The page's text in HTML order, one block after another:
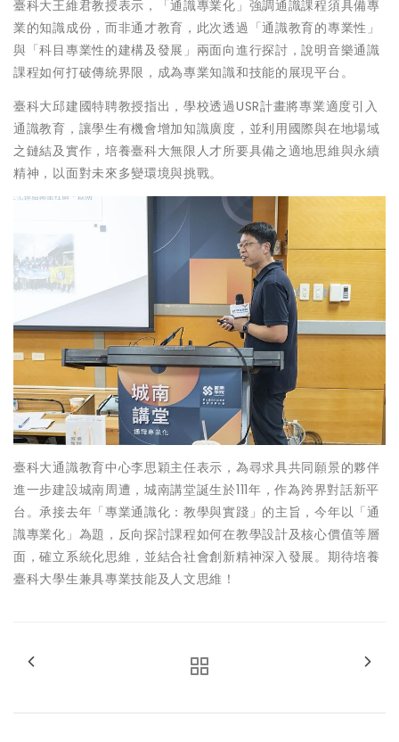
臺科大王維君教授表示，「通識專業化」強調通識課程須具備專
業的知識成份，而非通才教育，此次透過「通識教育的專業性」
與「科目專業性的建構及發展」兩面向進行探討，說明音樂通識
課程如何打破傳統界限，成為專業知識和技能的展現平台。
臺科大邱建國特聘教授指出，學校透過USR計畫將專業適度引入
通識教育，讓學生有機會增加知識廣度，並利用國際與在地場域
之鏈結及實作，培養臺科大無限人才所要具備之適地思維與永續
精神，以面對未來多變環境與挑戰。
臺科大通識教育中心李思穎主任表示，為尋求具共同願景的夥伴
進一步建設城南周遭，城南講堂誕生於111年，作為跨界對話新平
台。承接去年「專業通識化：教學與實踐」的主旨，今年以「通
識專業化」為題，反向探討課程如何在教學設計及核心價值等層
面，確立系統化思維，並結合社會創新精神深入發展。期待培養
臺科大學生兼具專業技能及人文思維！